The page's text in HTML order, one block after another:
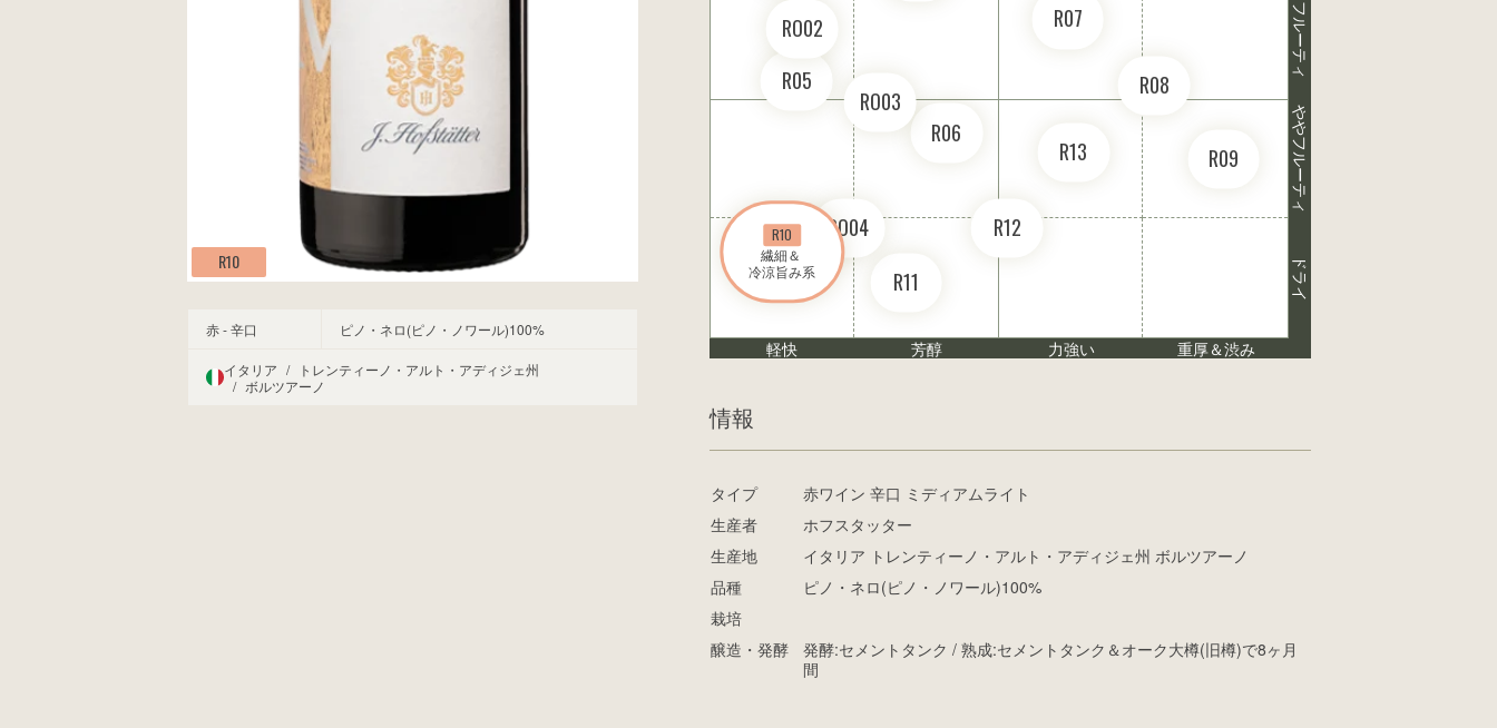
R10
赤 - 辛口 ピノ・ネロ(ピノ・ノワール)100%
イタリア /
トレンティーノ・アルト・アディジェ州
/ ボルツアーノ
R05
R06
R07
R08
R09
R10
繊細＆
冷涼旨み系
R11
R12
R13
RO02
RO03
RO04
フルーティ
ややフルーティ
ドライ
軽快 芳醇 力強い 重厚＆渋み
情報
タイプ
赤ワイン 辛口 ミディアムライト
生産者
ホフスタッター
生産地
イタリア トレンティーノ・アルト・アディジェ州 ボルツアーノ
品種
ピノ・ネロ(ピノ・ノワール)100%
栽培
醸造・発酵
発酵:セメントタンク / 熟成:セメントタンク＆オーク大樽(旧樽)で8ヶ月
間